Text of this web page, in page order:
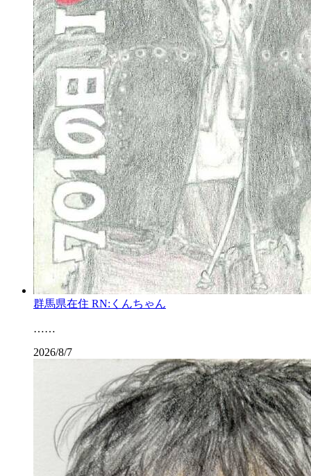
群馬県在住 RN:くんちゃん
……
2026/8/7